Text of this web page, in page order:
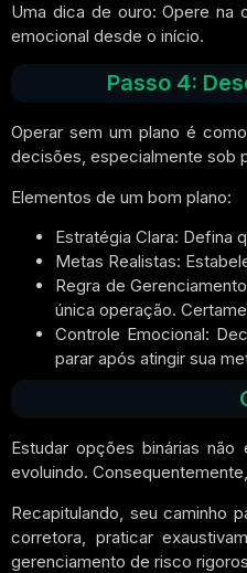
Uma dica de ouro: Opere na
emocional desde o início.
Passo 4:
Operar sem um plano é
decisões, especialmente sob
Elementos de um bom plano:
Estratégia Clara: Defina
Metas Realistas:
Regra de
única operação.
Controle Emocional:
parar após atingir sua
Estudar opções binárias
evoluindo. Consequentemente,
Recapitulando, seu caminho
corretora, praticar
gerenciamento de risco